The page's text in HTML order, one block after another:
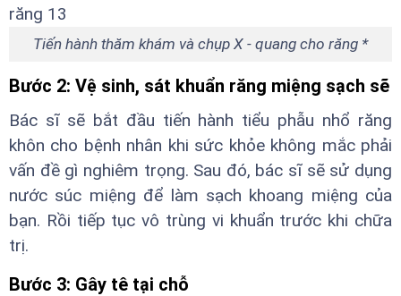
Tiến hành thăm khám và chụp X - quang cho răng *
Bước 2: Vệ sinh, sát khuẩn răng miệng sạch sẽ
Bác sĩ sẽ bắt đầu tiến hành tiểu phẫu nhổ răng
khôn cho bệnh nhân khi sức khỏe không mắc phải
vấn đề gì nghiêm trọng. Sau đó, bác sĩ sẽ sử dụng
nước súc miệng để làm sạch khoang miệng của
bạn. Rồi tiếp tục vô trùng vi khuẩn trước khi chữa
trị.
Bước 3: Gây tê tại chỗ